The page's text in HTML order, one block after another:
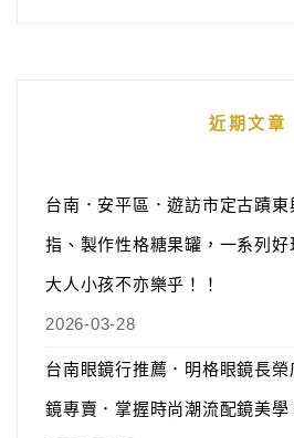
近期文章
台南．安平區．遊訪市定古蹟
指、製作性格糖果罐，一系列好
大人小孩不亦樂乎！！
2026-03-28
台南眼鏡行推薦．明格眼鏡長
鏡專賣．掌握時尚潮流配鏡美學